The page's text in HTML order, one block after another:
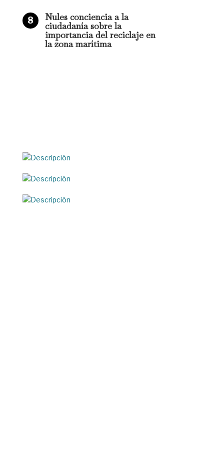
Raval reafirma
para
misa y
Ángeles
Yamile
del ciclo “A la
de Nules para
el gospel de
Nules conciencia a la
ciudadanía sobre la
importancia del reciclaje en
la zona marítima